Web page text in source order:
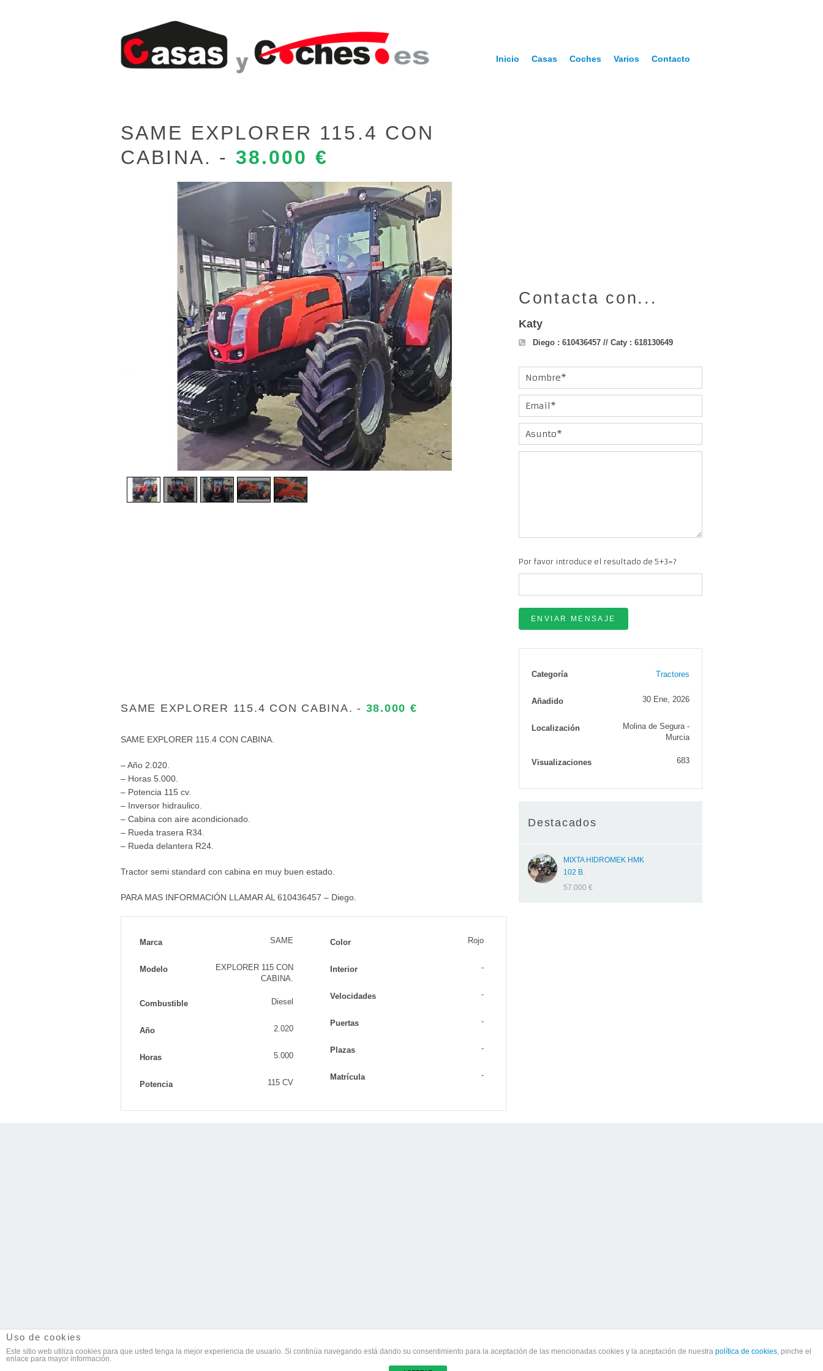
Inicio Casas Coches Varios Contacto
SAME EXPLORER 115.4 CON
CABINA. - 38.000 €
SAME EXPLORER 115.4 CON CABINA. - 38.000 €
SAME EXPLORER 115.4 CON CABINA.
– Año 2.020.
– Horas 5.000.
– Potencia 115 cv.
– Inversor hidraulico.
– Cabina con aire acondicionado.
– Rueda trasera R34.
– Rueda delantera R24.
Tractor semi standard con cabina en muy buen estado.
PARA MAS INFORMACIÓN LLAMAR AL 610436457 – Diego.
Marca SAME
Modelo
EXPLORER 115 CON
CABINA.
Combustible Diesel
Año 2.020
Horas 5.000
Potencia 115 CV
Color Rojo
Interior -
Velocidades -
Puertas -
Plazas -
Matrícula -
Contacta con...
Katy
Diego : 610436457 // Caty : 618130649
Por favor introduce el resultado de 5+3=?
Categoría Tractores
Añadido 30 Ene, 2026
Localización
Molina de Segura -
Murcia
Visualizaciones 683
Destacados
MIXTA HIDROMEK HMK
102 B.
57.000 €
Uso de cookies
Este sitio web utiliza cookies para que usted tenga la mejor experiencia de usuario. Si continúa navegando está dando su consentimiento para la aceptación de las mencionadas cookies y la aceptación de nuestra política de cookies, pinche el
enlace para mayor información.